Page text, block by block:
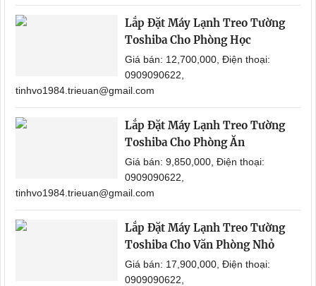
Lắp Đặt Máy Lạnh Treo Tường
Toshiba Cho Phòng Học
Giá bán: 12,700,000, Điện thoại:
0909090622,
tinhvo1984.trieuan@gmail.com
Lắp Đặt Máy Lạnh Treo Tường
Toshiba Cho Phòng Ăn
Giá bán: 9,850,000, Điện thoại:
0909090622,
tinhvo1984.trieuan@gmail.com
Lắp Đặt Máy Lạnh Treo Tường
Toshiba Cho Văn Phòng Nhỏ
Giá bán: 17,900,000, Điện thoại:
0909090622,